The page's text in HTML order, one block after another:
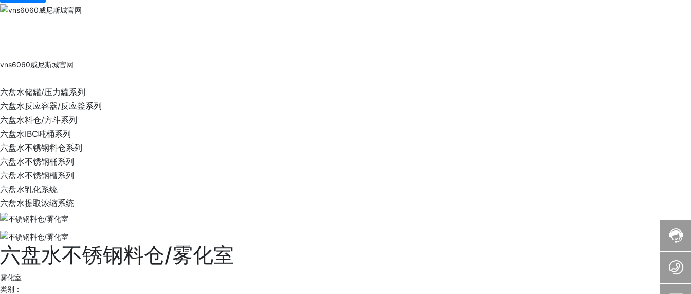
vns6060威尼斯城官网
六盘水储罐/压力罐系列
六盘水反应容器/反应釜系列
六盘水料仓/方斗系列
六盘水IBC吨桶系列
六盘水不锈钢料仓系列
六盘水不锈钢桶系列
六盘水不锈钢槽系列
六盘水乳化系统
六盘水提取浓缩系统
六盘水不锈钢料仓/雾化室
雾化室
类别：